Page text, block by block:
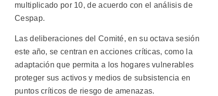
multiplicado por 10, de acuerdo con el análisis de
Cespap.
Las deliberaciones del Comité, en su octava sesión
este año, se centran en acciones críticas, como la
adaptación que permita a los hogares vulnerables
proteger sus activos y medios de subsistencia en
puntos críticos de riesgo de amenazas.